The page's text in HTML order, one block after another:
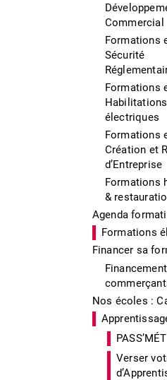
Commercial
Formations
Sécurité
Formations
Habilitations
électriques
Formations
Création et Reprise
d’Entreprise
Formations
&
Agenda
Formations
Financer sa
Nos écoles :
Verser